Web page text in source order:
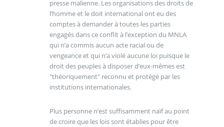
presse malienne. Les organisations des droits de
l’homme et le doit international ont eu des
comptes à demander à toutes les parties
engagés dans ce conflit à l’exception du MNLA
qui n’a commis aucun acte racial ou de
vengeance et qui n’a violé aucune loi puisque le
droit des peuples à disposer d’eux-mêmes est
"théoriquement" reconnu et protégé par les
institutions internationales.
Plus personne n’est suffisamment naïf au point
de croire que les lois sont établies pour être